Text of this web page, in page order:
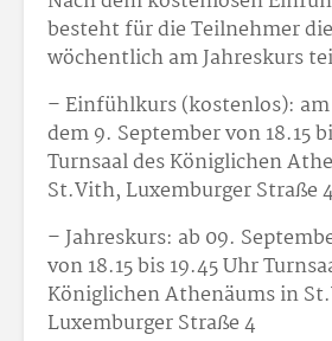
besteht für die Teilnehmer
wöchentlich am Jahreskurs
– Einfühlkurs (kostenlos):
dem 9. September von 18.15
Turnsaal des Königlichen
St.Vith, Luxemburger Straße 4
– Jahreskurs: ab 09.
von 18.15 bis 19.45 Uhr
Königlichen Athenäums in
Luxemburger Straße 4